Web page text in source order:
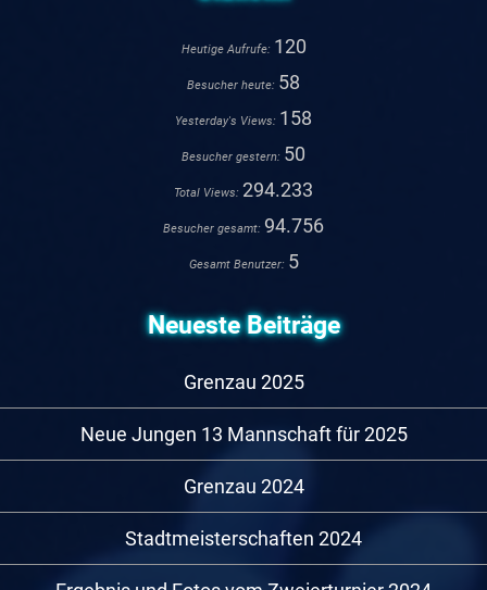
Heutige Aufrufe: 120
Besucher heute: 58
Yesterday's Views: 158
Besucher gestern: 50
Total Views: 294.233
Besucher gesamt: 94.756
Gesamt Benutzer: 5
Neueste Beiträge
Grenzau 2025
Neue Jungen 13 Mannschaft für 2025
Grenzau 2024
Stadtmeisterschaften 2024